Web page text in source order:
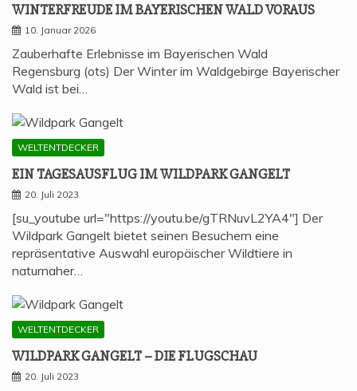
WIN­TER­FREU­DE IM BAYE­RI­SCHEN WALD VORAUS
10. Januar 2026
Zauberhafte Erlebnisse im Bayerischen Wald
Regensburg (ots) Der Winter im Waldgebirge Bayerischer
Wald ist bei…
WELTENTDECKER
EIN TAGES­AUS­FLUG IM WILD­PARK GANGELT
20. Juli 2023
[su_youtube url="https://youtu.be/gTRNuvL2YA4"] Der
Wildpark Gangelt bietet seinen Besuchern eine
repräsentative Auswahl europäischer Wildtiere in
naturnaher…
WELTENTDECKER
WILD­PARK GAN­GELT – DIE FLUGSCHAU
20. Juli 2023